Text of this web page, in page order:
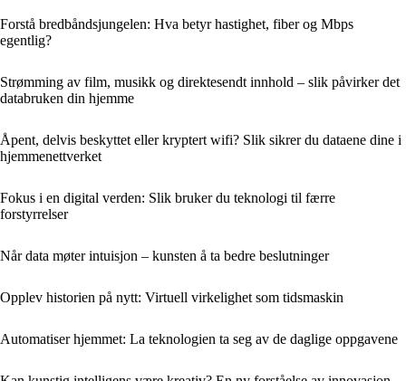
Forstå bredbåndsjungelen: Hva betyr hastighet, fiber og Mbps
egentlig?
Strømming av film, musikk og direktesendt innhold – slik påvirker det
databruken din hjemme
Åpent, delvis beskyttet eller kryptert wifi? Slik sikrer du dataene dine i
hjemmenettverket
Fokus i en digital verden: Slik bruker du teknologi til færre
forstyrrelser
Når data møter intuisjon – kunsten å ta bedre beslutninger
Opplev historien på nytt: Virtuell virkelighet som tidsmaskin
Automatiser hjemmet: La teknologien ta seg av de daglige oppgavene